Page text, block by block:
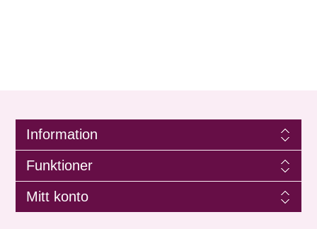
Information
Funktioner
Mitt konto